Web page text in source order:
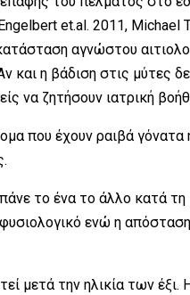
et.al. 2011,
αγνώστου
η βάδιση στις μύτες
να ζητήσουν ιατρική
που έχουν ραιβά
το ένα το άλλο κατά
ενώ η
μετά την ηλικία των έξι.